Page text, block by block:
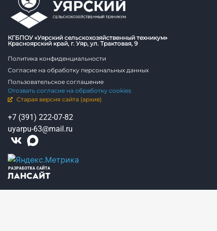
КГБПОУ «Уярский сельскохозяйственный техникум»
Красноярский край, г. Уяр, ул. Трактовая, 9
Политика конфиденциальности
Согласие на обработку персональных данных
Пользовательское соглашение
Отозвать согласие на обработку cookies
Старая версия сайта (архив)
+7 (391) 222-07-82
uyarpu-63@mail.ru